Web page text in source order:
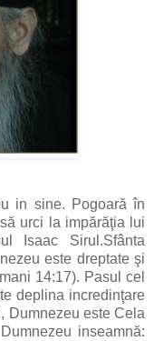
in sine. Pogoară în
urci la impărăţia lui
Isaac Sirul.Sfânta
este dreptate şi
14:17). Pasul cel
deplina incredinţare
Dumnezeu este Cela
inseamnă: